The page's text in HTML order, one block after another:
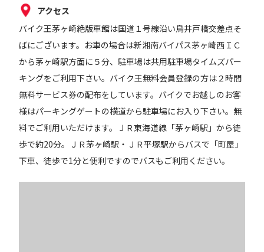
アクセス
バイク王茅ヶ崎絶版車館は国道１号線沿い鳥井戸橋交差点そ
ばにございます。お車の場合は新湘南バイパス茅ヶ崎西ＩＣ
から茅ヶ崎駅方面に５分、駐車場は共用駐車場タイムズパー
キングをご利用下さい。バイク王無料会員登録の方は２時間
無料サービス券の配布をしています。バイクでお越しのお客
様はパーキングゲートの横道から駐車場にお入り下さい。無
料でご利用いただけます。ＪＲ東海道線「茅ヶ崎駅」から徒
歩で約20分。ＪＲ茅ヶ崎駅・ＪＲ平塚駅からバスで「町屋」
下車、徒歩で1分と便利ですのでバスもご利用ください。